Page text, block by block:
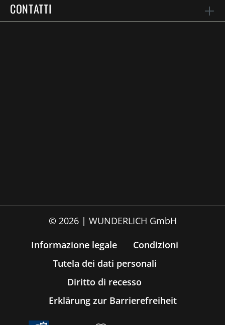
CONTATTI
© 2026 | WUNDERLICH GmbH
Informazione legale
Condizioni
Tutela dei dati personali
Diritto di recesso
Erklärung zur Barrierefreiheit